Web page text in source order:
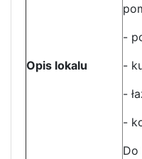
Opis lokalu
-
-
-
-
Do